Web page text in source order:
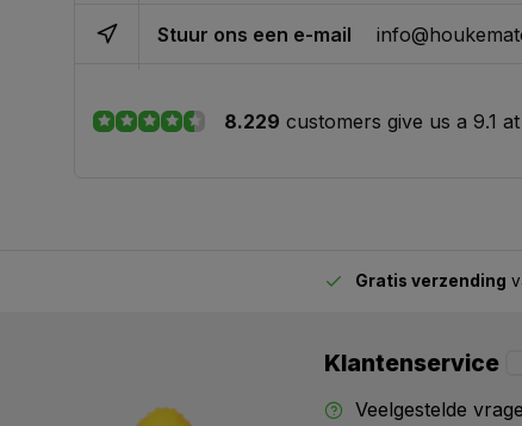
Stuur ons een e-mail
8.229 customers give us a 9.1 at
Gratis verzending
Klantenservice
Veelgestelde